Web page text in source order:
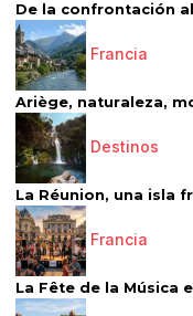
De la confrontación
Francia
Ariège, naturaleza,
Destinos
La Réunion, una isla
Francia
La Fête de la Música